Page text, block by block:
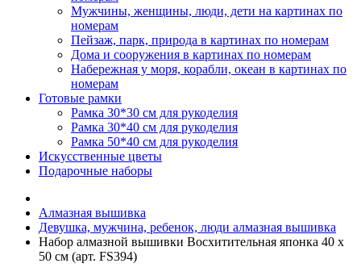
Мужчины, женщины, люди, дети на картинах по
номерам
Пейзаж, парк, природа в картинах по номерам
Дома и сооружения в картинах по номерам
Набережная у моря, корабли, океан в картинах по
номерам
Готовые рамки
Рамка 30*30 см для рукоделия
Рамка 30*40 см для рукоделия
Рамка 50*40 см для рукоделия
Искусственные цветы
Подарочные наборы
Алмазная вышивка
Девушка, мужчина, ребенок, люди алмазная вышивка
Набор алмазной вышивки Восхитительная японка 40 х
50 см (арт. FS394)